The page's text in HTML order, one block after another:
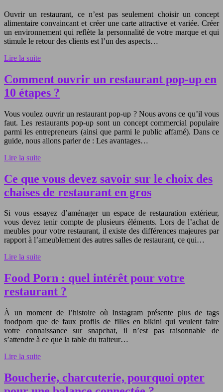
Ouvrir un restaurant, ce n’est pas seulement choisir un concept
alimentaire convaincant et créer une carte attractive et variée. Créer
un environnement qui reflète la personnalité de votre marque et qui
stimule le retour des clients est l’un des aspects…
Lire la suite
Comment ouvrir un restaurant pop-up en
10 étapes ?
Vous voulez ouvrir un restaurant pop-up ? Nous avons ce qu’il vous
faut. Les restaurants pop-up sont un concept commercial populaire
parmi les entrepreneurs (ainsi que parmi le public affamé). Dans ce
guide, nous allons parler de : Les avantages…
Lire la suite
Ce que vous devez savoir sur le choix des
chaises de restaurant en gros
Si vous essayez d’aménager un espace de restauration extérieur,
vous devez tenir compte de plusieurs éléments. Lors de l’achat de
meubles pour votre restaurant, il existe des différences majeures par
rapport à l’ameublement des autres salles de restaurant, ce qui…
Lire la suite
Food Porn : quel intérêt pour votre
restaurant ?
À un moment de l’histoire où Instagram présente plus de tags
foodporn que de faux profils de filles en bikini qui veulent faire
votre connaissance sur snapchat, il n’est pas raisonnable de
s’attendre à ce que la table du traiteur…
Lire la suite
Boucherie, charcuterie, pourquoi opter